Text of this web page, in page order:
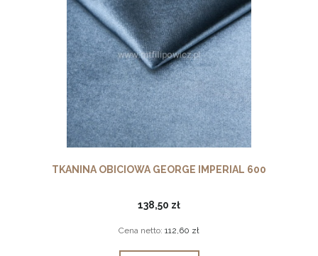
TKANINA OBICIOWA GEORGE IMPERIAL 600
138,50 zł
Cena netto: 112,60 zł